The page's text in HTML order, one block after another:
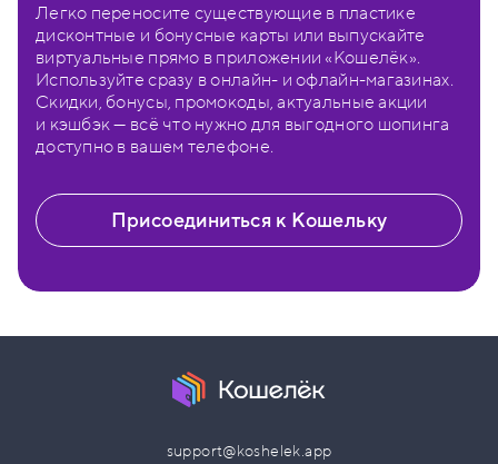
Легко переносите существующие в пластике
дисконтные и бонусные карты или выпускайте
виртуальные прямо в приложении «Кошелёк».
Используйте сразу в онлайн- и офлайн-магазинах.
Скидки, бонусы, промокоды, актуальные акции
и кэшбэк — всё что нужно для выгодного шопинга
доступно в вашем телефоне.
Присоединиться к Кошельку
support@koshelek.app